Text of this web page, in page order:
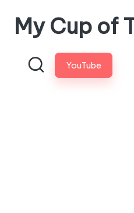
content
My Cup of
YouTube